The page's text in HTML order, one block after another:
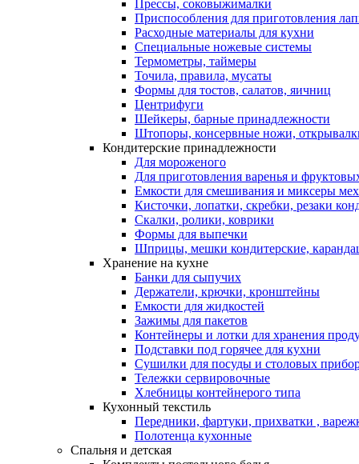
Прессы, соковыжималки
Приспособления для приготовления
Расходные материалы для кухни
Специальные ножевые системы
Термометры, таймеры
Точила, правила, мусаты
Формы для тостов, салатов, яичниц
Центрифуги
Шейкеры, барные принадлежности
Штопоры, консервные ножи,
Кондитерские принадлежности
Для мороженого
Для приготовления варенья и
Емкости для смешивания и миксеры
Кисточки, лопатки, скребки, резаки
Скалки, ролики, коврики
Формы для выпечки
Шприцы, мешки кондитерские,
Хранение на кухне
Банки для сыпучих
Держатели, крючки, кронштейны
Емкости для жидкостей
Зажимы для пакетов
Контейнеры и лотки для хранения
Подставки под горячее для кухни
Сушилки для посуды и столовых
Тележки сервировочные
Хлебницы контейнерого типа
Кухонный текстиль
Передники, фартуки, прихватки ,
Полотенца кухонные
Спальня и детская